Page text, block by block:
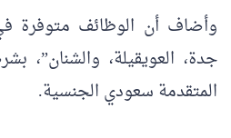
وأضاف أن الوظائف متوفرة
جدة، العويقيلة، والشنان”،
المتقدمة سعودي الجنسية.